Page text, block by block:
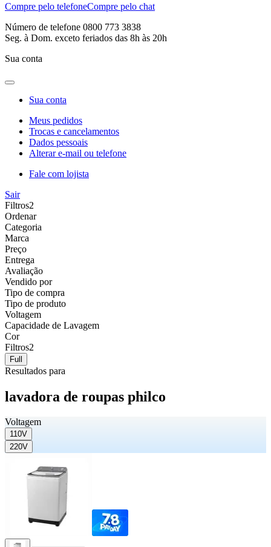
Compre pelo telefoneCompre pelo chat
Número de telefone 0800 773 3838
Seg. à Dom. exceto feriados das 8h às 20h
Sua conta
Sua conta
Meus pedidos
Trocas e cancelamentos
Dados pessoais
Alterar e-mail ou telefone
Fale com lojista
Sair
Filtros2
Ordenar
Categoria
Marca
Preço
Entrega
Avaliação
Vendido por
Tipo de compra
Tipo de produto
Voltagem
Capacidade de Lavagem
Cor
Filtros2
Full
Resultados para
lavadora de roupas philco
Voltagem
110V
220V